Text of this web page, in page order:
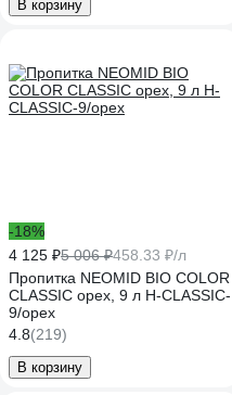
В корзину
-18%
4 125 ₽5 006 ₽458.33 ₽/л
Пропитка NEOMID BIO COLOR
CLASSIC орех, 9 л Н-CLASSIC-
9/орех
4.8(219)
В корзину